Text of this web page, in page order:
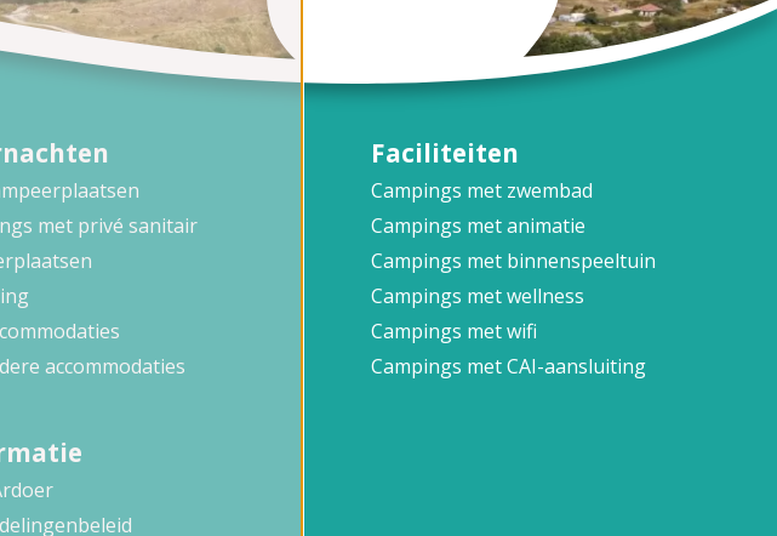
met privé sanitair
accommodaties
Faciliteiten
Campings met zwembad
Campings met animatie
Campings met binnenspeeltuin
Campings met wellness
Campings met wifi
Campings met CAI-aansluiting